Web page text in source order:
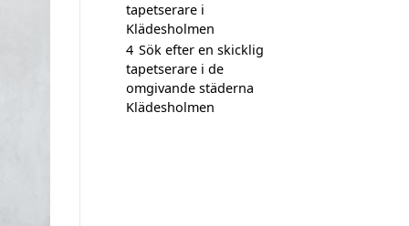
tapetserare i
Klädesholmen
4 Sök efter en skicklig
tapetserare i de
omgivande städerna
Klädesholmen